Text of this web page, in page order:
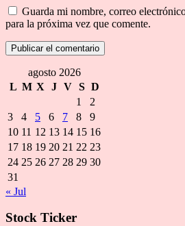
Guarda mi nombre, correo
para la próxima vez que comente.
agosto 2026
L M X J V S D
1
2
3
4 5 6 7 8
9
10 11 12 13 14 15 16
17 18 19 20 21 22 23
24 25 26 27 28 29 30
31
« Jul
Stock Ticker